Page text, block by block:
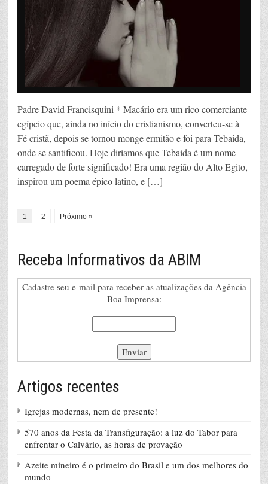
Padre David Francisquini * Macário era um rico comerciante
egípcio que, ainda no início do cristianismo, converteu-se à
Fé cristã, depois se tornou monge ermitão e foi para Tebaida,
onde se santificou. Hoje diríamos que Tebaida é um nome
carregado de forte significado! Era uma região do Alto Egito,
inspirou um poema épico latino, e […]
1 2 Próximo »
Receba Informativos da ABIM
Cadastre seu e-mail para receber as atualizações da Agência
Boa Imprensa:
Artigos recentes
Igrejas modernas, nem de presente!
570 anos da Festa da Transfiguração: a luz do Tabor para
enfrentar o Calvário, as horas de provação
Azeite mineiro é o primeiro do Brasil e um dos melhores do
mundo